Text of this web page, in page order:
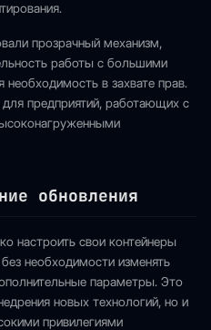
прозрачный механизм,
работы с большими
в захвате прав.
предприятий, работающих с
обновления
настроить свои контейнеры
необходимости изменять
параметры. Это
новых технологий, но и
привилегиями